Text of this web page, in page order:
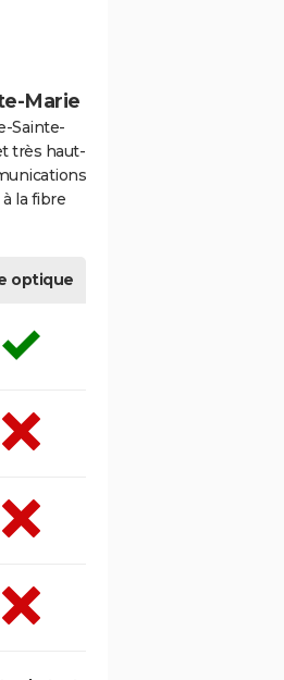
Marie
Sainte-
très haut-
la fibre
optique